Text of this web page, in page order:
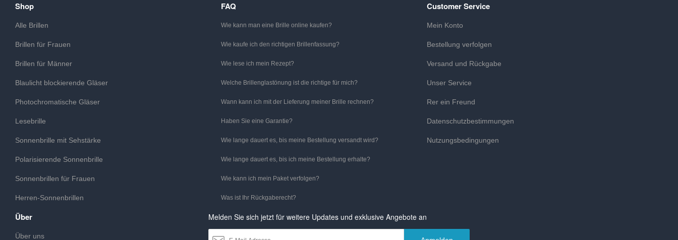
Shop
Alle Brillen
Brillen für Frauen
Brillen für Männer
Blaulicht blockierende Gläser
Photochromatische Gläser
Lesebrille
Sonnenbrille mit Sehstärke
Polarisierende Sonnenbrille
Sonnenbrillen für Frauen
Herren-Sonnenbrillen
FAQ
Wie kann man eine Brille online kaufen?
Wie kaufe ich den richtigen Brillenfassung?
Wie lese ich mein Rezept?
Welche Brillenglastönung ist die richtige für mich?
Wann kann ich mit der Lieferung meiner Brille rechnen?
Haben Sie eine Garantie?
Wie lange dauert es, bis meine Bestellung versandt wird?
Wie lange dauert es, bis ich meine Bestellung erhalte?
Wie kann ich mein Paket verfolgen?
Was ist Ihr Rückgaberecht?
Customer Service
Mein Konto
Bestellung verfolgen
Versand und Rückgabe
Unser Service
Rer ein Freund
Datenschutzbestimmungen
Nutzungsbedingungen
Über
Über uns
Melden Sie sich jetzt für weitere Updates und exklusive Angebote an